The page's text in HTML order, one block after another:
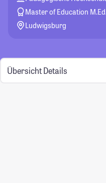
Master of Education
Ludwigsburg
Übersicht Details